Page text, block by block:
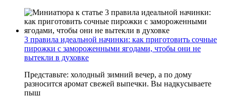
3 правила идеальной начинки: как приготовить сочные
пирожки с замороженными ягодами, чтобы они не
вытекли в духовке
Представьте: холодный зимний вечер, а по дому
разносится аромат свежей выпечки. Вы надкусываете
пыш